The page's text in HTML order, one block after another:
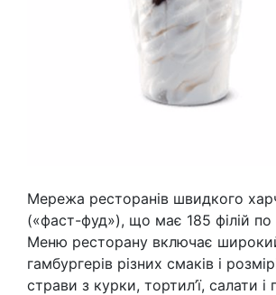
Мережа ресторанів швидкого
(«фаст-фуд»), що має 185 філій по
Меню ресторану включає
гамбургерів різних смаків і
страви з курки, тортил’ї, салати і